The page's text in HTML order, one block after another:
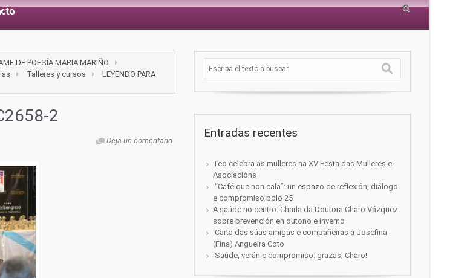
DE POESÍA MARIA MARIÑO
Talleres y cursos
LEYENDO PARA
2
Deja un comentario
Entradas recentes
Teo celebra ás mulleres na XV Festa das Mulleres e
Asociacións
“Café que non cala”: un espazo de reflexión, diálogo
e compromiso polo 25
A saúde no centro: Charla da Doutora Charo Vázquez
sobre prevención en outono e inverno
Carta das súas amigas e compañeiras a Josefina
(Fina) Angueira Coto
Saúde, verán e compromiso: grazas, Charo!